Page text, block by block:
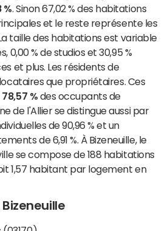
% . Sinon 67,02 % des habitations
et le reste représente les
taille des habitations est variable
0,00 % de studios et 30,95 %
et plus. Les résidents de
que propriétaires. Ces
78,57 % des occupants de
de l'Allier se distingue aussi par
de 90,96 % et un
de 6,91 %. À Bizeneuille, le
se compose de 188 habitations
1,57 habitant par logement en